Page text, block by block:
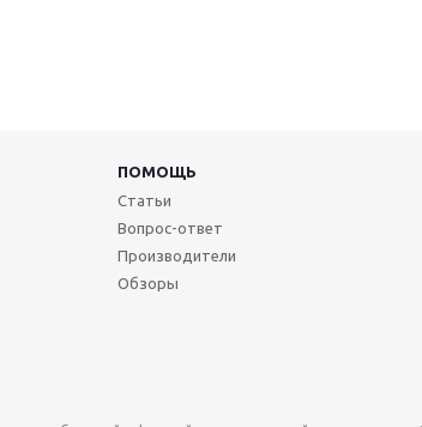
ПОМОЩЬ
Статьи
Вопрос-ответ
Производители
Обзоры